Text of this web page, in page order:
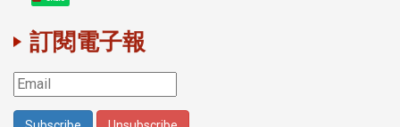
訂閱電子報